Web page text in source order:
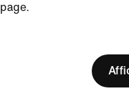
page.